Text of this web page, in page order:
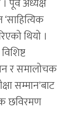
पूर्व अध्यक्ष
थियो ।
र समालोचक
सम्मान’बाट
छविरमण